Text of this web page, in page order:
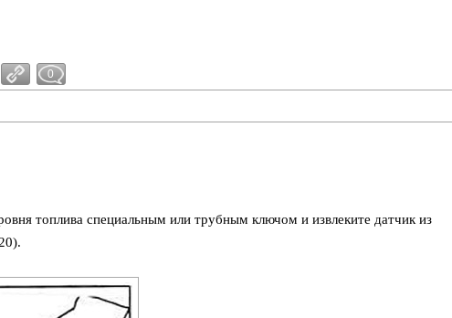
0
топлива специальным или трубным ключом и извлеките датчик из